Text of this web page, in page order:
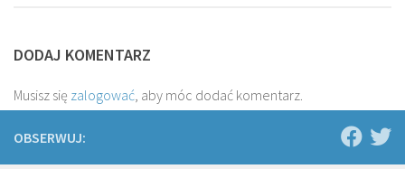
DODAJ KOMENTARZ
Musisz się zalogować, aby móc dodać komentarz.
OBSERWUJ: